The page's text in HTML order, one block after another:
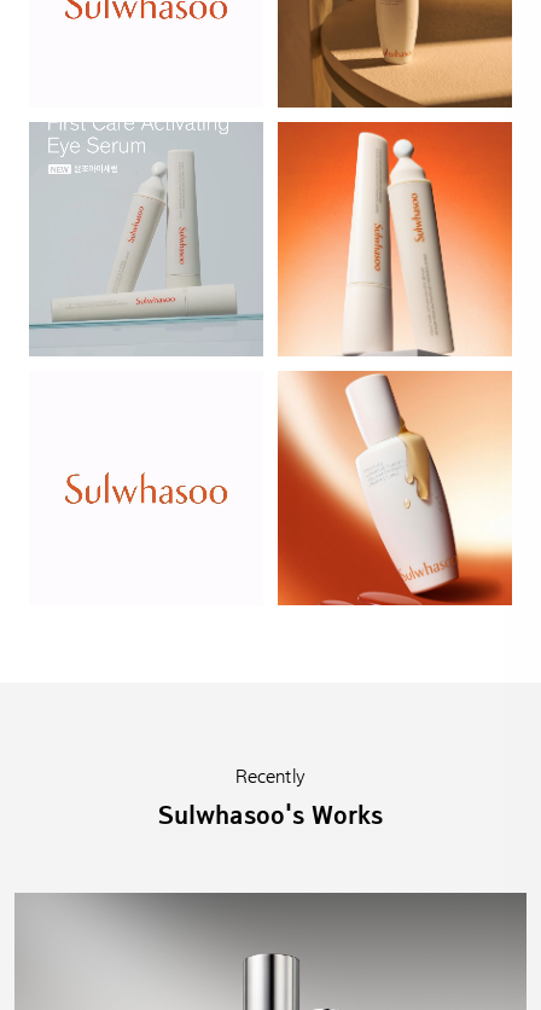
Recently
Sulwhasoo's Works